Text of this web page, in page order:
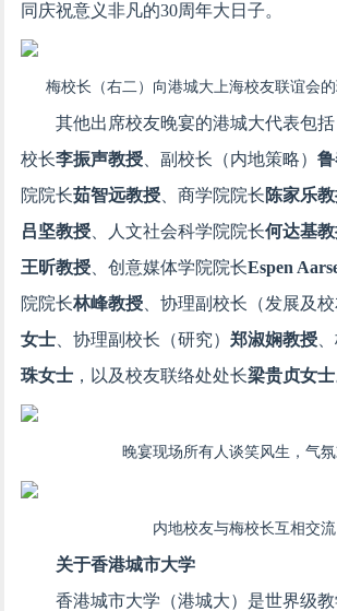
同庆祝意义非凡的30周年大日子。
梅校长（右二）向港城大上海校友联谊会
其他出席校友晚宴的港城大代表包
校长李振声教授 、副校长（内地策略）
院院长茹智远教授 、商学院院长陈家乐
吕坚教授 、人文社会科学院院长何达基
王昕教授 、创意媒体学院院长Espen
院院长林峰教授 、协理副校长（发展及校
女士 、协理副校长（研究）郑淑娴教授
珠女士 ，以及校友联络处处长梁贵贞女士
晚宴现场所有人谈笑风生，气
内地校友与梅校长互相交流
关于香港城市大学
香港城市大学（港城大）是世界级